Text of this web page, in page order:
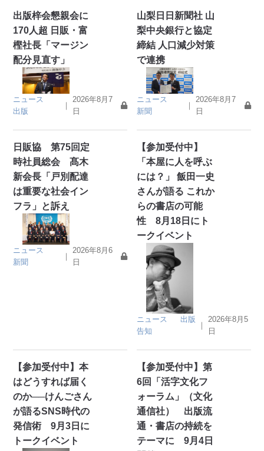
出版梓会懇親会に
170人超 日販・富
樫社長「マージン
配分見直す」
ニュース
出版
｜
2026年8月7
日
山梨日日新聞社 山
梨中央銀行と協定
締結 人口減少対策
で連携
ニュース
新聞
｜
2026年8月7
日
日販協 第75回定
時社員総会 髙木
新会長「戸別配達
は重要な社会イン
フラ」と訴え
ニュース
新聞
｜
2026年8月6
日
【参加受付中】
「本屋に人を呼ぶ
には？」 飯田一史
さんが語る これか
らの書店の可能
性 8月18日にト
ークイベント
ニュース
出版
告知
｜
2026年8月5
日
【参加受付中】本
はどうすれば届く
のか──けんごさん
が語るSNS時代の
発信術 9月3日に
トークイベント
【参加受付中】第
6回「活字文化フ
ォーラム」（文化
通信社） 出版流
通・書店の持続を
テーマに 9月4日